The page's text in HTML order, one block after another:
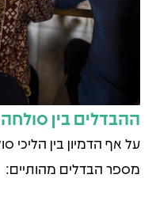
ההבדלים בין סולחה
על אף הדמיון בין הליכי
מספר הבדלים מהותיים: